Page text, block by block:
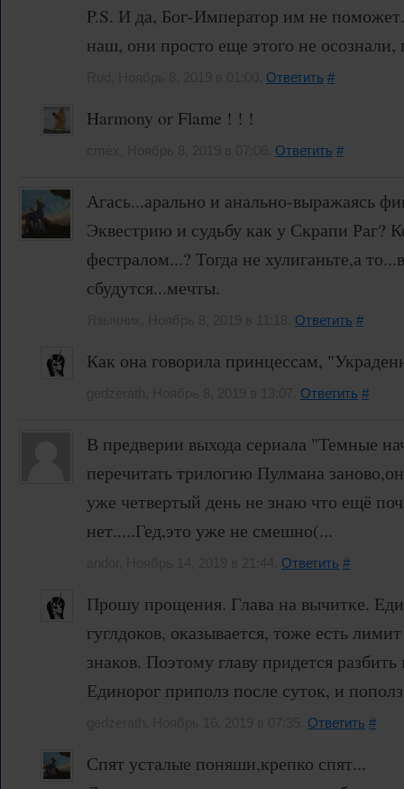
P.S. И да, Бог-Император им не
наш, они просто еще этого не осознали,
Ответить #
Harmony or Flame ! ! !
Ответить #
Агась...арально и анально-выражаясь
Эквестрию и судьбу как у Скрапи Раг?
фестралом...? Тогда не хулиганьте,а
сбудутся...мечты.
Ответить #
Как она говорила принцессам,
Ответить #
В предверии выхода сериала "Темные
перечитать трилогию Пулмана
уже четвертый день не знаю что ещё
нет.....Гед,это уже не смешно(...
Ответить #
Прошу прощения. Глава на вычитке.
гуглдоков, оказывается, тоже есть
знаков. Поэтому главу придется
Единорог приполз после суток, и
Ответить #
Спят усталые поняши,крепко спят...